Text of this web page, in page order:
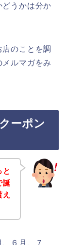
うかは分か
のことを調
ルマガをみ
ーポン
と
誕
６月、７